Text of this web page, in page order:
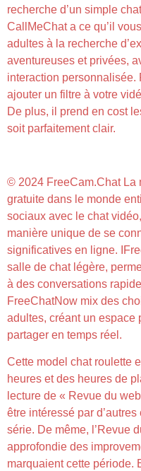
recherche d’un simple
CallMeChat a ce qu’il
adultes à la recherche
aventureuses et privées,
interaction personnalisée.
ajouter un filtre à votre
De plus, il prend en cost
soit parfaitement clair.
© 2024 FreeCam.Chat La
gratuite dans le monde
sociaux avec le chat
manière unique de se
significatives en ligne.
salle de chat légère,
à des conversations
FreeChatNow mix des
adultes, créant un espace
partager en temps réel.
Cette model chat roulette
heures et des heures de
lecture de « Revue du
être intéressé par
série. De même, l’Revue
approfondie des
marquaient cette période.